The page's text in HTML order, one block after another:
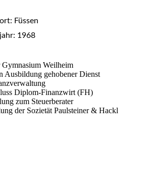
Füssen
1968
Weilheim
Ausbildung gehobener Dienst
Diplom-Finanzwirt (FH)
zum Steuerberater
der Sozietät Paulsteiner & Hackl